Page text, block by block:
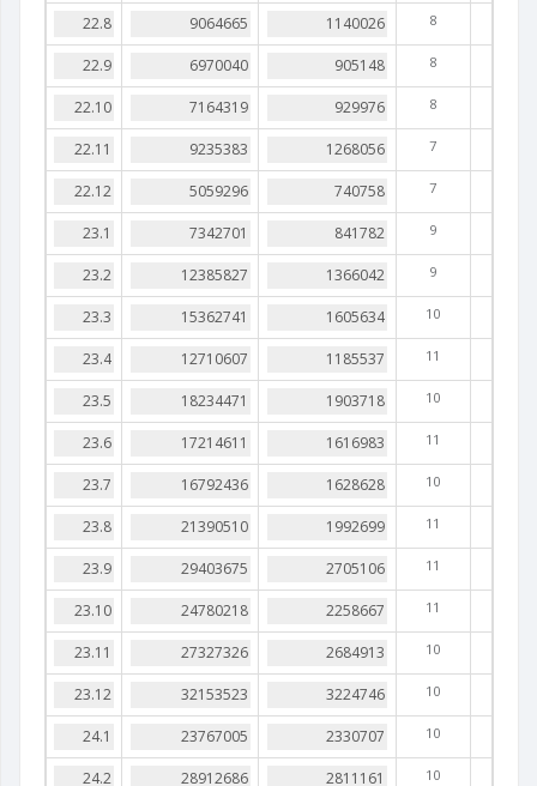
8
8
8
7
7
9
9
10
11
10
11
10
11
11
11
10
10
10
10